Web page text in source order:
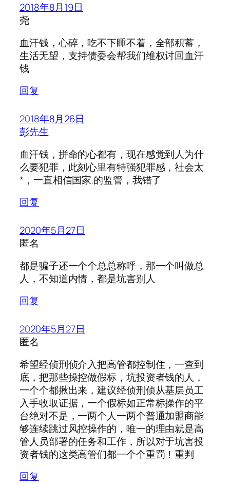
2018年8月19日
尧
血汗钱，心碎，吃不下睡不着，全部积蓄，
生活无望，支持债委会帮我们维权讨回血汗
钱
回复
2018年8月26日
彭先生
血汗钱，拼命的心都有，现在感觉到人为什
么要犯罪，此刻心里有特强犯罪感，社会太
*，一直相信国家.的监管，我错了
回复
2020年5月27日
匿名
都是骗子还一个个总总称呼，那一个叫做总
人，不知道内情，都是坑害别人
回复
2020年5月27日
匿名
希望经侦刑侦介入把高管都控制住，一查到
底，把那些操控做假标，坑投资者钱的人，
一个个都揪出来，建议经侦刑侦从基层员工
入手收取证据，一个假标如正常标操作的平
台绝对不是，一两个人一两个普通加盟商能
够连续跳过风控操作的，唯一的理由就是高
管人员部署的任务和工作，所以对于坑害投
资者钱的这类高管们都一个个重罚！重判
回复